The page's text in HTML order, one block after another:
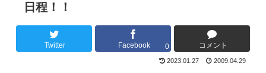
日程！！
Twitter Facebook 0 コメント
2023.01.27 2009.04.29